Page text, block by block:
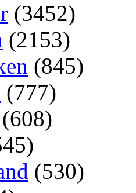
(3452)
(2153)
(845)
(777)
(608)
(530)